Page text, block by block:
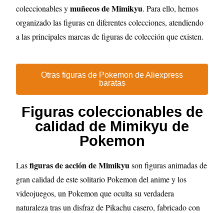
coleccionables ymuñecos de Mimikyu. Para ello, hemos
organizado las figuras en diferentes colecciones, atendiendo
a las principales marcas de figuras de colección que existen.
Otras figuras de Pokemon de Aliexpress
baratas
Figuras coleccionables de
calidad de Mimikyu de
Pokemon
Lasfiguras de acción de Mimikyuson figuras animadas de
gran calidad de este solitario Pokemon del anime y los
videojuegos, un Pokemon que oculta su verdadera
naturaleza tras un disfraz de Pikachu casero, fabricado con